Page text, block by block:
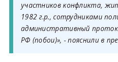
участников конфликта,
1982 г.р., сотрудниками
административный
РФ (побои)», - пояснили в